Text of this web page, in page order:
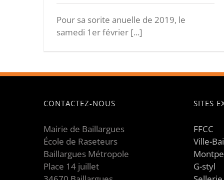
Pour sa sorite anuelle de 2019, le
samedi 1er février [...]
CONTACTEZ-NOUS
Mairie de Baillargues
École de Raseteurs
Baillargues Métropole
Place 14 juillet
SITES
FFCC
Ville-
G-styl